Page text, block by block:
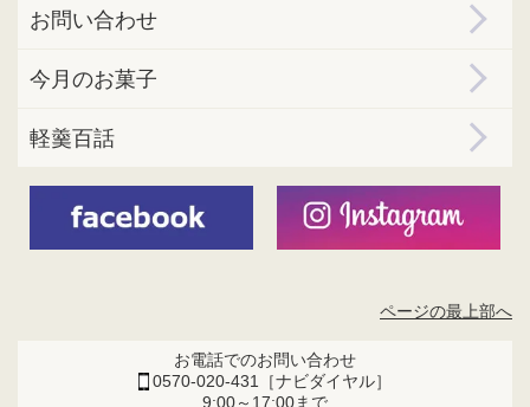
お問い合わせ
今月のお菓子
軽羹百話
ページの最上部へ
お電話でのお問い合わせ
0570-020-431［ナビダイヤル］
9:00～17:00まで